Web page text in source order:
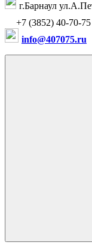
г.Барнаул
+7 (3852) 40-70-75
info@407075.ru